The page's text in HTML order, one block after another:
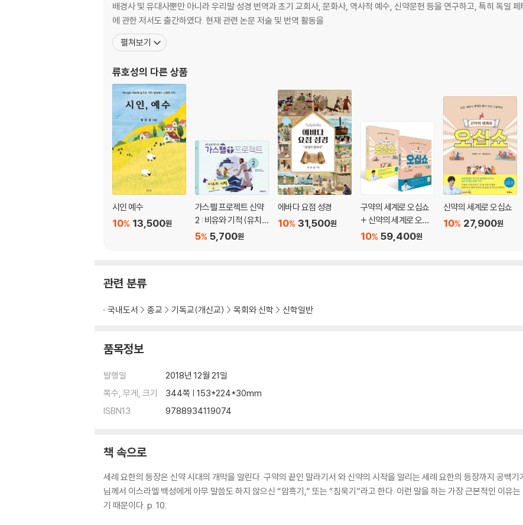
배경사 및 유대사뿐만 아니라 우리말 성경 번역과 초기 교회사, 문화사, 역사적 예수, 신약문헌 등을 연구하고, 특히 독일 페
에 관한 저서도 출간하였다. 현재 관련 논문 저술 및 번역 활동을
펼쳐보기
류호성의 다른 상품
시인 예수
13,500원
10%
가스펠 프로젝트 신약
2 : 비유와 기적 (유치
부) 5,700원
5%
에바다 요점 성경
31,500원
10%
구약의 세계로 오십쇼
+ 신약의 세계로 오십
쇼 세트59,400원
10%
신약의 세계로 오십쇼
27,900원
10%
관련 분류
국내도서 종교 기독교(개신교) 목회와 신학 신학일반
품목정보
발행일
2018년 12월 21일
쪽수, 무게, 크기
344쪽 | 153*224*30mm
ISBN13
9788934119074
책 속으로
세례 요한의 등장은 신약 시대의 개막을 알린다. 구약의 끝인 말라기서 와 신약의 시작을 알리는 세례 요한의 등장까지 공백
님께서 이스라엘 백성에게 아무 말씀도 하지 않으신 “암흑기,” 또는 “침묵기”라고 한다. 이런 말을 하는 가장 근본적인 이유
기 때문이다. p. 10.